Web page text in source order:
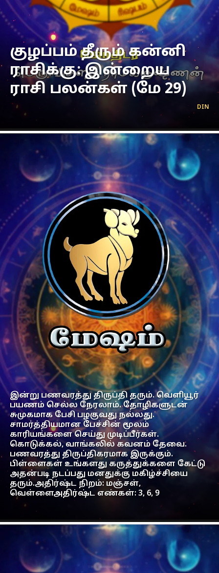
குழப்பம் தீரும் கன்னி
ராசிக்கு: இன்றைய
ராசி பலன்கள் (மே 29)
DIN
இன்று பணவரத்து திருப்தி தரும். வெளியூர்
பயணம் செல்ல நேரலாம். தோழிகளுடன்
சுமுகமாக பேசி பழகுவது நல்லது.
சாமர்த்தியமான பேச்சின் மூலம்
காரியங்களை செய்து முடிப்பீர்கள்.
கொடுக்கல், வாங்கலில் கவனம் தேவை.
பணவரத்து திருப்திகரமாக இருக்கும்.
பிள்ளைகள் உங்களது கருத்துக்களை கேட்டு
அதன்படி நடப்பது மனதுக்கு மகிழ்ச்சியை
தரும்.அதிர்ஷ்ட நிறம்: மஞ்சள்,
வெள்ளைஅதிர்ஷ்ட எண்கள்: 3, 6, 9